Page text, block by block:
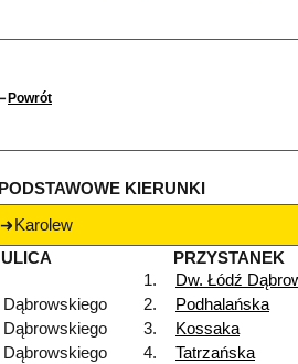
Powrót
PODSTAWOWE KIERUNKI
Karolew
ULICA
PRZYSTANEK
1.
Dw. Łódź
Dąbrowskiego
2. Podhalańska
Dąbrowskiego
3. Kossaka
Dąbrowskiego
4. Tatrzańska